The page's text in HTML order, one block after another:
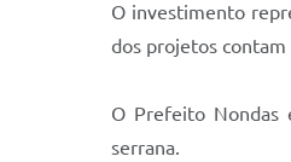
O investimento
dos projetos contam
O Prefeito Nondas
serrana.